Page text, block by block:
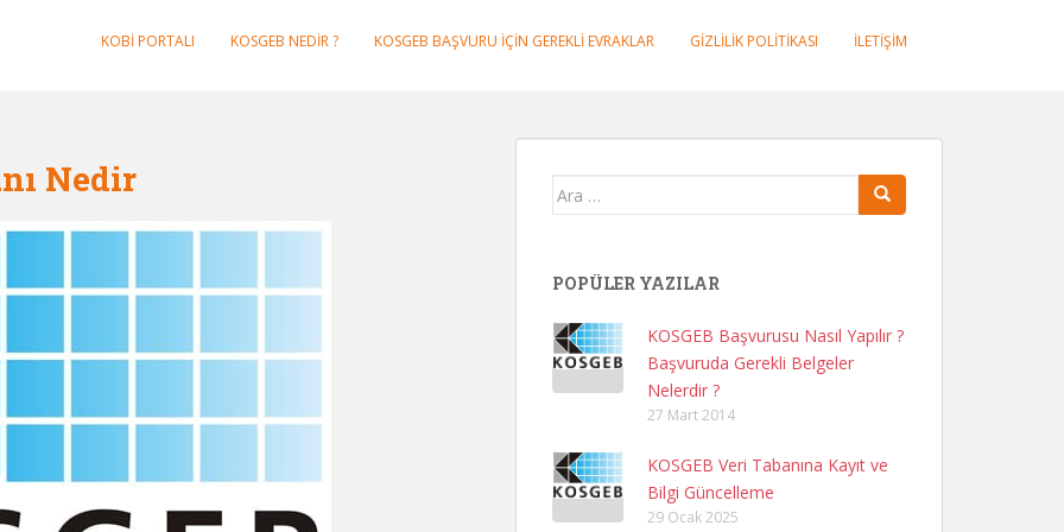
KOBI PORTALI KOSGEB NEDIR ? KOSGEB BAŞVURU IÇIN GEREKLI EVRAKLAR GIZLILIK POLITIKASI İLETIŞIM
Nedir
Arama
POPÜLER YAZILAR
KOSGEB Başvurusu Nasıl Yapılır ?
Başvuruda Gerekli Belgeler
Nelerdir ?
27 Mart 2014
KOSGEB Veri Tabanına Kayıt ve
Bilgi Güncelleme
29 Ocak 2025